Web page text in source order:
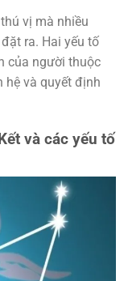
vị mà nhiều
ra. Hai yếu tố
của người thuộc
hệ và quyết định
và các yếu tố